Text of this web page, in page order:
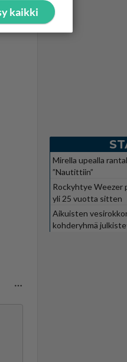
Mirella upealla
”Nautittiin”
Rockyhtye Weezer
yli 25 vuotta sitten
Aikuisten
kohderyhmä
kaikki